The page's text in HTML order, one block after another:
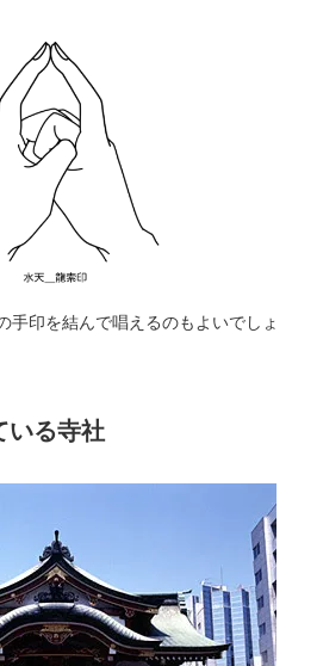
手印を結んで唱えるのもよいでしょ
いる寺社